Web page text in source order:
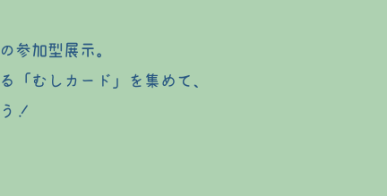
参加型展示。
「むしカード」を集めて、
！